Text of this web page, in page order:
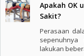
Apakah OK
Sakit?
Perasaan
lakukan